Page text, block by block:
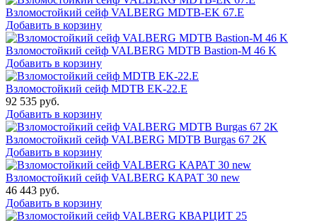
Взломостойкий сейф VALBERG MDTB-EK 67.E
Добавить в корзину
Взломостойкий сейф VALBERG MDTB Bastion-M 46 K
Добавить в корзину
Взломостойкий сейф MDTB EK-22.E
92 535 руб.
Добавить в корзину
Взломостойкий сейф VALBERG MDTB Burgas 67 2K
Добавить в корзину
Взломостойкий сейф VALBERG КАРАТ 30 new
46 443 руб.
Добавить в корзину